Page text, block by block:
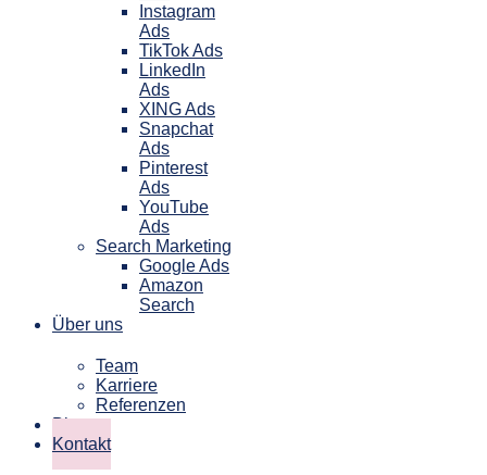
Instagram
Ads
TikTok Ads
LinkedIn
Ads
XING Ads
Snapchat
Ads
Pinterest
Ads
YouTube
Ads
Search Marketing
Google Ads
Amazon
Search
Über uns
Team
Karriere
Referenzen
Blog
Kontakt